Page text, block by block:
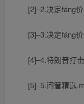
[2]–2.决定fáng
[3]–3.决定fáng
[4]–4.特朗普打
[5]–5.问管精选